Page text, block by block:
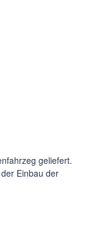
geliefert.
Einbau der